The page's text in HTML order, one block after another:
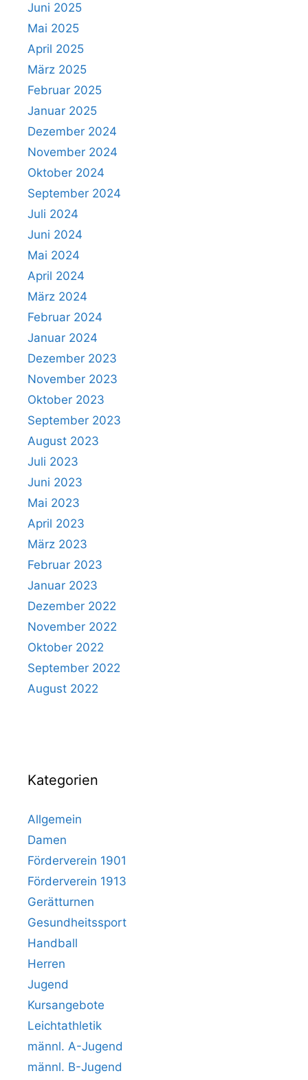
Juni 2025
Mai 2025
April 2025
März 2025
Februar 2025
Januar 2025
Dezember 2024
November 2024
Oktober 2024
September 2024
Juli 2024
Juni 2024
Mai 2024
April 2024
März 2024
Februar 2024
Januar 2024
Dezember 2023
November 2023
Oktober 2023
September 2023
August 2023
Juli 2023
Juni 2023
Mai 2023
April 2023
März 2023
Februar 2023
Januar 2023
Dezember 2022
November 2022
Oktober 2022
September 2022
August 2022
Kategorien
Allgemein
Damen
Förderverein 1901
Förderverein 1913
Gerätturnen
Gesundheitssport
Handball
Herren
Jugend
Kursangebote
Leichtathletik
männl. A-Jugend
männl. B-Jugend